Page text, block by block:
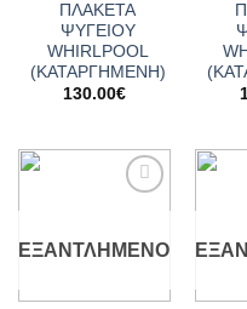
ΠΛΑΚΕΤΑ
ΨΥΓΕΙΟΥ
WHIRLPOOL
(ΚΑΤΑΡΓΗΜΕΝΗ)
130.00€
ΕΞΑΝΤΛΗΜΈΝΟ